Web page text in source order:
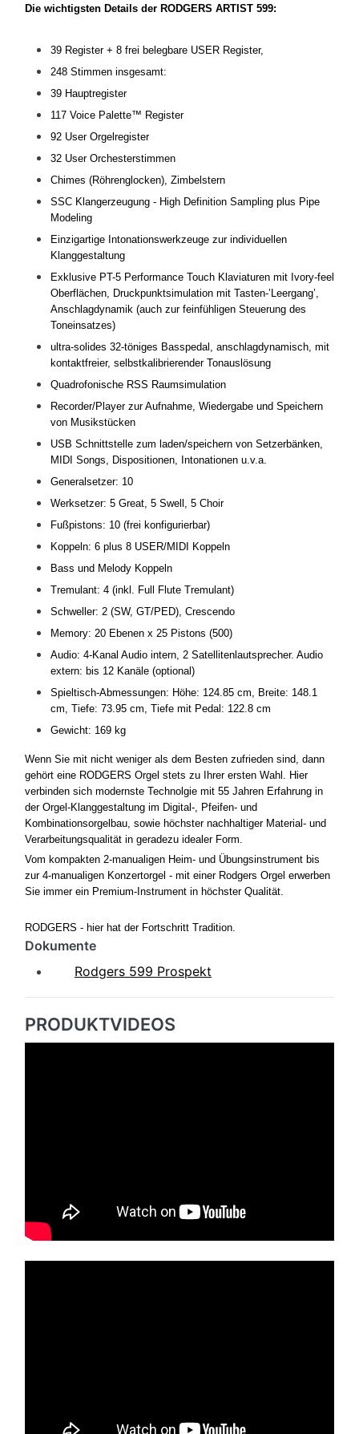
Die wichtigsten Details der RODGERS ARTIST 599:
39 Register + 8 frei belegbare USER Register,
248 Stimmen insgesamt:
39 Hauptregister
117 Voice Palette™ Register
92 User Orgelregister
32 User Orchesterstimmen
Chimes (Röhrenglocken), Zimbelstern
SSC Klangerzeugung - High Definition Sampling plus Pipe
Modeling
Einzigartige Intonationswerkzeuge zur individuellen
Klanggestaltung
Exklusive PT-5 Performance Touch Klaviaturen mit Ivory-feel
Oberflächen, Druckpunktsimulation mit Tasten-’Leergang’,
Anschlagdynamik (auch zur feinfühligen Steuerung des
Toneinsatzes)
ultra-solides 32-töniges Basspedal, anschlagdynamisch, mit
kontaktfreier, selbstkalibrierender Tonauslösung
Quadrofonische RSS Raumsimulation
Recorder/Player zur Aufnahme, Wiedergabe und Speichern
von Musikstücken
USB Schnittstelle zum laden/speichern von Setzerbänken,
MIDI Songs, Dispositionen, Intonationen u.v.a.
Generalsetzer: 10
Werksetzer: 5 Great, 5 Swell, 5 Choir
Fußpistons: 10 (frei konfigurierbar)
Koppeln: 6 plus 8 USER/MIDI Koppeln
Bass und Melody Koppeln
Tremulant: 4 (inkl. Full Flute Tremulant)
Schweller: 2 (SW, GT/PED), Crescendo
Memory: 20 Ebenen x 25 Pistons (500)
Audio: 4-Kanal Audio intern, 2 Satellitenlautsprecher. Audio
extern: bis 12 Kanäle (optional)
Spieltisch-Abmessungen: Höhe: 124.85 cm, Breite: 148.1
cm, Tiefe: 73.95 cm, Tiefe mit Pedal: 122.8 cm
Gewicht: 169 kg
Wenn Sie mit nicht weniger als dem Besten zufrieden sind, dann
gehört eine RODGERS Orgel stets zu Ihrer ersten Wahl. Hier
verbinden sich modernste Technolgie mit 55 Jahren Erfahrung in
der Orgel-Klanggestaltung im Digital-, Pfeifen- und
Kombinationsorgelbau, sowie höchster nachhaltiger Material- und
Verarbeitungsqualität in geradezu idealer Form.
Vom kompakten 2-manualigen Heim- und Übungsinstrument bis
zur 4-manualigen Konzertorgel - mit einer Rodgers Orgel erwerben
Sie immer ein Premium-Instrument in höchster Qualität.
RODGERS - hier hat der Fortschritt Tradition.
Dokumente
Rodgers 599 Prospekt
PRODUKTVIDEOS